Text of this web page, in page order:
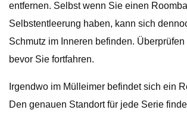
entfernen. Selbst wenn Sie einen
Selbstentleerung haben, kann sich
Schmutz im Inneren befinden.
bevor Sie fortfahren.
Irgendwo im Mülleimer befindet sich ein
Den genauen Standort für jede Serie